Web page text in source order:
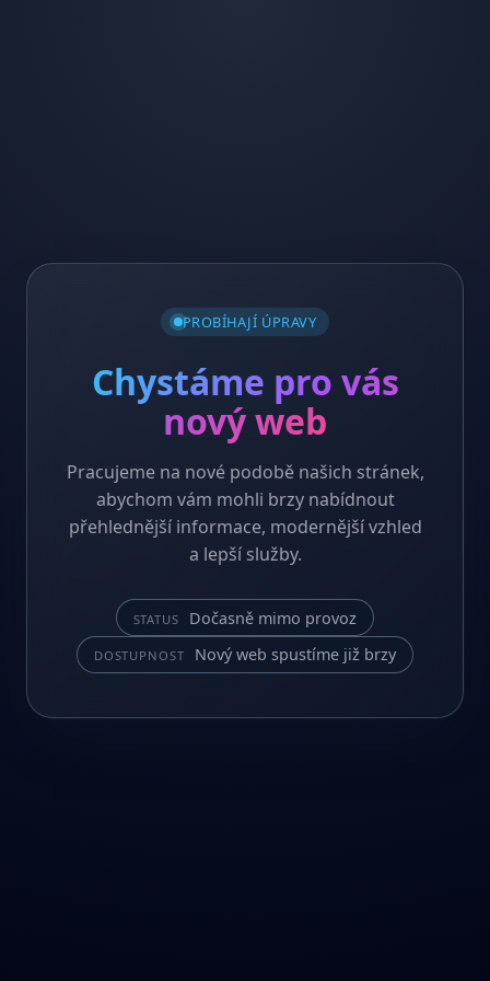
PROBÍHAJÍ ÚPRAVY
Chystáme pro vás
nový web
Pracujeme na nové podobě našich stránek,
abychom vám mohli brzy nabídnout
přehlednější informace, modernější vzhled
a lepší služby.
STATUS Dočasně mimo provoz
DOSTUPNOST Nový web spustíme již brzy